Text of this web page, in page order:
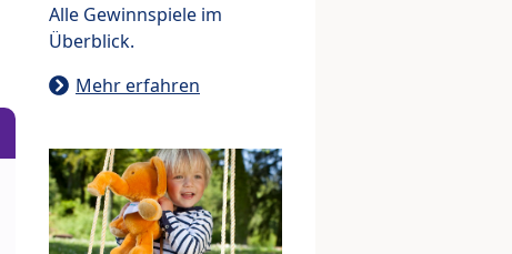
Alle Gewinnspiele im
Überblick.
Mehr erfahren